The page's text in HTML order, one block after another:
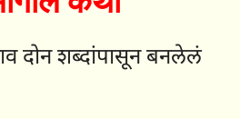
दोन शब्दांपासून बनलेलं